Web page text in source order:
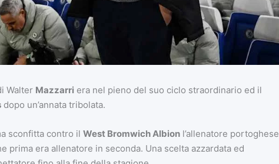
Walter Mazzarri era nel pieno del suo ciclo straordinario ed il
dopo un’annata tribolata.
sconfitta contro il West Bromwich Albionl’allenatore portoghese
prima era allenatore in seconda. Una scelta azzardata ed